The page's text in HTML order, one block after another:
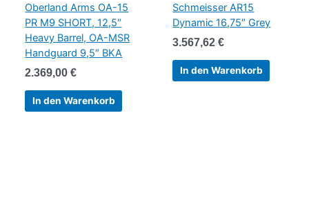
Oberland Arms OA-15
PR M9 SHORT, 12,5″
Heavy Barrel, OA-MSR
Handguard 9,5″ BKA
2.369,00€
In den Warenkorb
Schmeisser AR15
Dynamic 16,75″ Grey
3.567,62€
In den Warenkorb